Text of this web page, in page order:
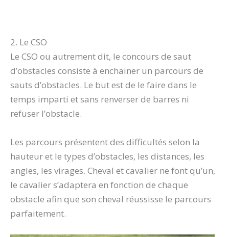
2. Le CSO
Le CSO ou autrement dit, le concours de saut
d’obstacles consiste à enchainer un parcours de
sauts d’obstacles. Le but est de le faire dans le
temps imparti et sans renverser de barres ni
refuser l’obstacle.
Les parcours présentent des difficultés selon la
hauteur et le types d’obstacles, les distances, les
angles, les virages. Cheval et cavalier ne font qu’un,
le cavalier s’adaptera en fonction de chaque
obstacle afin que son cheval réussisse le parcours
parfaitement.